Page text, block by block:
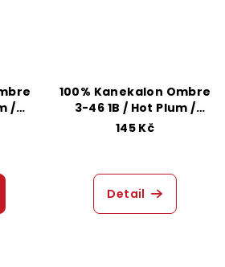
/
100% Kanekalon Ombre
3-46 1B / Hot Plum /
Lavender
145 Kč
Detail